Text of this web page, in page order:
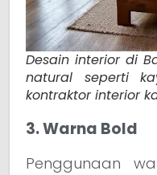
Desain interior di
natural seperti
kontraktor interior
3. Warna Bold
Penggunaan